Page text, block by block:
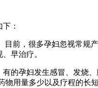
：
目前，很多孕妇忽视常规
早治疗。
有的孕妇发生感冒、发烧
物用量多少以及疗程的长